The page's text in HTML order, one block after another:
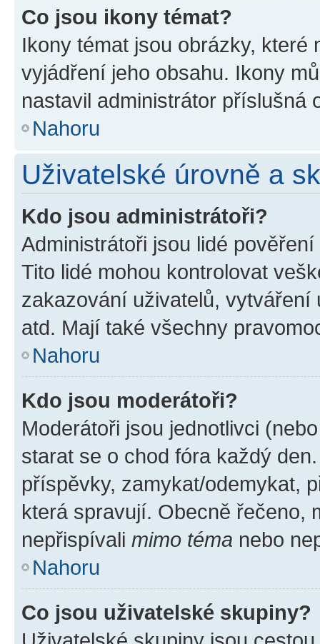
Co jsou ikony témat?
Ikony témat jsou obrázky,
vyjádření jeho obsahu. Ikony
nastavil administrátor příslušná
Nahoru
Uživatelské úrovně a
Kdo jsou administrátoři?
Administrátoři jsou lidé
Tito lidé mohou kontrolovat
zakazování uživatelů,
atd. Mají také všechny
Nahoru
Kdo jsou moderátoři?
Moderátoři jsou jednotlivci
starat se o chod fóra každý
příspěvky, zamykat/odemykat,
která spravují. Obecně řečeno,
nepřispívali mimo téma nebo
Nahoru
Co jsou uživatelské skupiny?